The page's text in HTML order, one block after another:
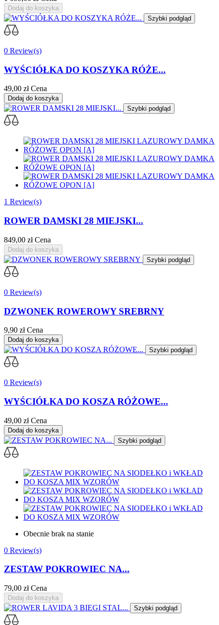
Dodaj do koszyka
Szybki podgląd
0 Review(s)
WYŚCIÓŁKA DO KOSZYKA RÓŻE...
49,00 zł Cena
Dodaj do koszyka
Szybki podgląd
1 Review(s)
ROWER DAMSKI 28 MIEJSKI...
849,00 zł Cena
Dodaj do koszyka
Szybki podgląd
0 Review(s)
DZWONEK ROWEROWY SREBRNY
9,90 zł Cena
Dodaj do koszyka
Szybki podgląd
0 Review(s)
WYŚCIÓŁKA DO KOSZA RÓŻOWE...
49,00 zł Cena
Dodaj do koszyka
Szybki podgląd
Obecnie brak na stanie
0 Review(s)
ZESTAW POKROWIEC NA...
79,00 zł Cena
Dodaj do koszyka
Szybki podgląd